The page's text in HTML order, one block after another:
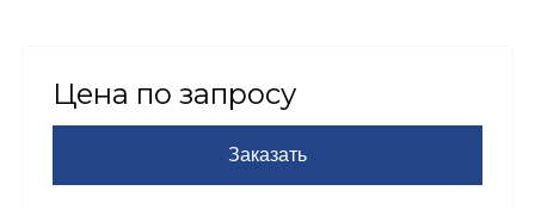
Цена по запросу
Заказать